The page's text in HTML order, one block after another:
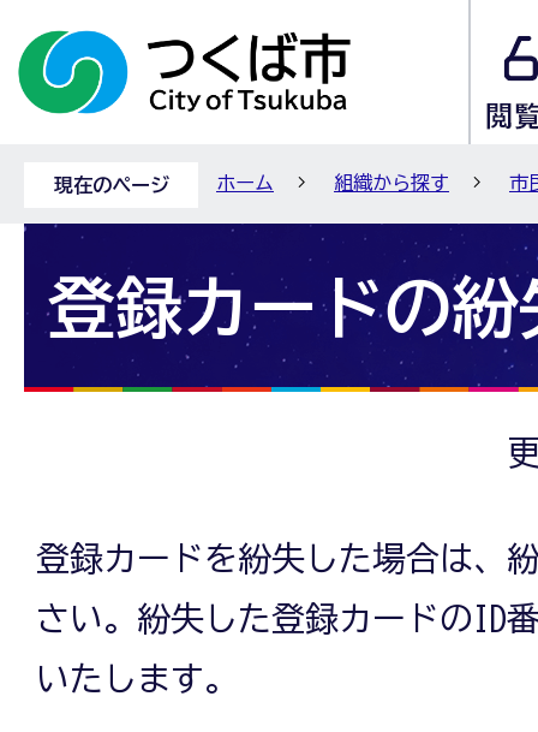
現在のページ ホーム 組織から探す 市
登録カードの紛
登録カードを紛失した場合は、
さい。紛失した登録カードのID
いたします。